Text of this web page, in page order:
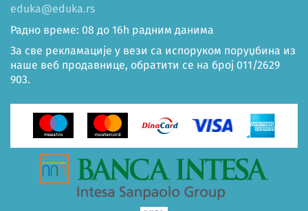
eduka@eduka.rs
Радно време: 08 до 16h радним данима
За све рекламације у вези са испоруком поруџбина из
наше веб продавнице, обратити се на број 011/2629
903.